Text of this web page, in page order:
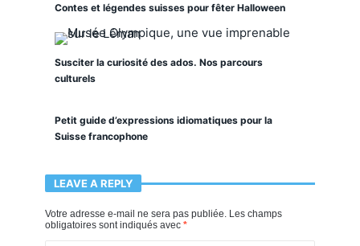
Contes et légendes suisses pour fêter Halloween
Susciter la curiosité des ados. Nos parcours
culturels
Petit guide d’expressions idiomatiques pour la
Suisse francophone
LEAVE A REPLY
Votre adresse e-mail ne sera pas publiée. Les champs
obligatoires sont indiqués avec *